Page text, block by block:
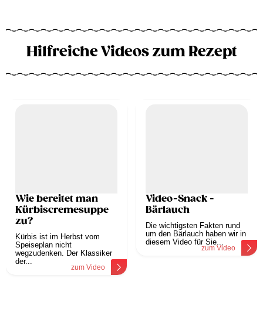
Hilfreiche Videos zum Rezept
Wie bereitet man
Kürbiscremesuppe
zu?
Kürbis ist im Herbst vom
Speiseplan nicht
wegzudenken. Der Klassiker
der...
zum Video
Video-Snack -
Bärlauch
Die wichtigsten Fakten rund
um den Bärlauch haben wir in
diesem Video für Sie...
zum Video